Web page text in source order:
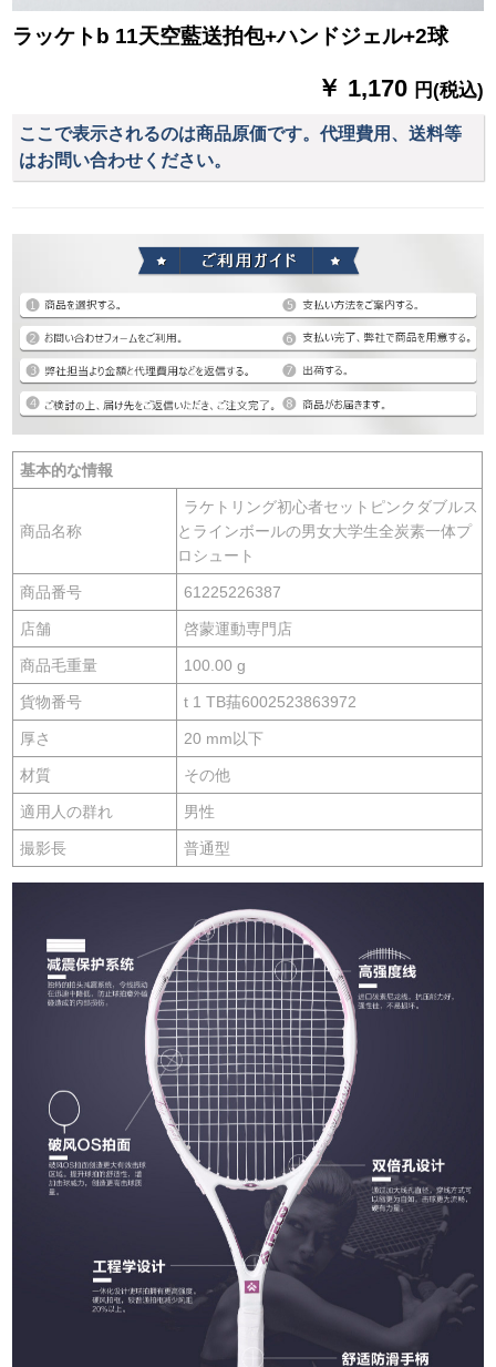
ラッケトb 11天空藍送拍包+ハンドジェル+2球
￥ 1,170 円(税込)
ここで表示されるのは商品原価です。代理費用、送料等
はお問い合わせください。
基本的な情報
商品名称
ラケトリング初心者セットピンクダブルス
とラインボールの男女大学生全炭素一体プ
ロシュート
商品番号 61225226387
店舗 啓蒙運動専門店
商品毛重量 100.00 g
貨物番号 t 1 TB菗6002523863972
厚さ 20 mm以下
材質 その他
適用人の群れ 男性
撮影長 普通型